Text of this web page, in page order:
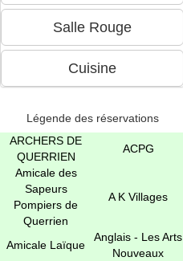
Légende des réservations
ARCHERS DE
QUERRIEN
ACPG
Amicale des
Sapeurs
Pompiers de
Querrien
A K Villages
Amicale Laïque
Anglais - Les Arts
Nouveaux